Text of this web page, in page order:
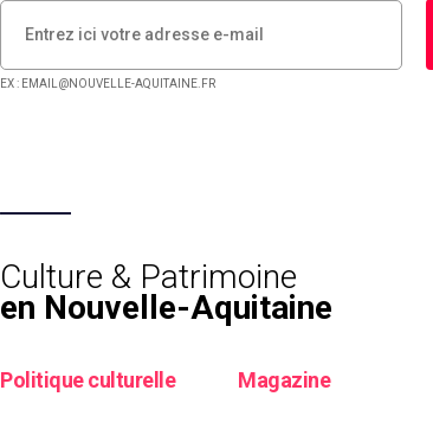
EX : EMAIL@NOUVELLE-AQUITAINE.FR
Culture & Patrimoine
en Nouvelle-Aquitaine
Politique culturelle Magazine